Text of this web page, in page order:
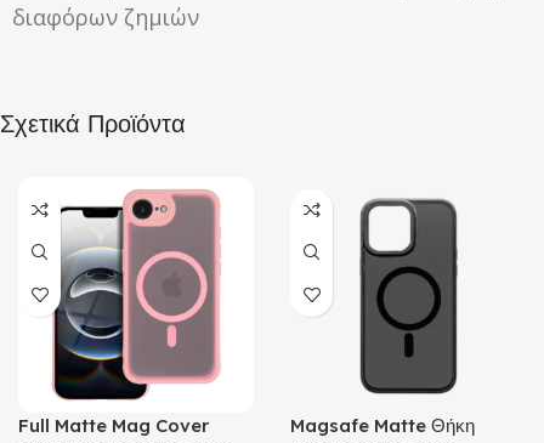
διαφόρων ζημιών
Σχετικά Προϊόντα
Full Matte Mag Cover
Magsafe Matte Θήκη